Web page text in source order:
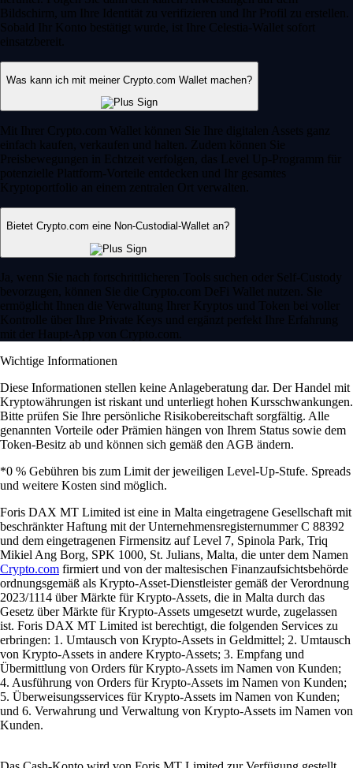
Bildschirm, um Ihre Identität zu verifizieren und Ihr Profil zu erstellen.
Sobald Ihr Konto bestätigt wurde, ist Ihre Celestia-Wallet sofort
einsatzbereit.
Was kann ich mit meiner Crypto.com Wallet machen?
Mit Ihrer Crypto.com Wallet können Sie Ihre digitalen Assets ganz
einfach kaufen, verkaufen und halten. Zudem können Sie
Preisbewegungen in Echtzeit verfolgen, das Level Up-Programm für
potenzielle Plattform-Vorteile entdecken und Ihr gesamtes
Kryptoportfolio an einem zentralen Ort verwalten.
Bietet Crypto.com eine Non-Custodial-Wallet an?
Ja, wenn Sie nach fortschrittlicheren Tools suchen oder Self-Custody
bevorzugen, können Sie die Crypto.com DeFi Wallet nutzen. Sie
ermöglicht Ihnen die Verwaltung Ihrer Kryptos und Token bei voller
Kontrolle über Ihre Private Keys und ergänzt perfekt Ihre Erfahrung
mit der Haupt-App von Crypto.com.
Wichtige Informationen
Diese Informationen stellen keine Anlageberatung dar. Der Handel mit
Kryptowährungen ist riskant und unterliegt hohen Kursschwankungen.
Bitte prüfen Sie Ihre persönliche Risikobereitschaft sorgfältig. Alle
genannten Vorteile oder Prämien hängen von Ihrem Status sowie dem
Token-Besitz ab und können sich gemäß den AGB ändern.
*0 % Gebühren bis zum Limit der jeweiligen Level-Up-Stufe. Spreads
und weitere Kosten sind möglich.
Foris DAX MT Limited ist eine in Malta eingetragene Gesellschaft mit
beschränkter Haftung mit der Unternehmensregisternummer C 88392
und dem eingetragenen Firmensitz auf Level 7, Spinola Park, Triq
Mikiel Ang Borg, SPK 1000, St. Julians, Malta, die unter dem Namen
Crypto.com firmiert und von der maltesischen Finanzaufsichtsbehörde
ordnungsgemäß als Krypto-Asset-Dienstleister gemäß der Verordnung
2023/1114 über Märkte für Krypto-Assets, die in Malta durch das
Gesetz über Märkte für Krypto-Assets umgesetzt wurde, zugelassen
ist. Foris DAX MT Limited ist berechtigt, die folgenden Services zu
erbringen: 1. Umtausch von Krypto-Assets in Geldmittel; 2. Umtausch
von Krypto-Assets in andere Krypto-Assets; 3. Empfang und
Übermittlung von Orders für Krypto-Assets im Namen von Kunden;
4. Ausführung von Orders für Krypto-Assets im Namen von Kunden;
5. Überweisungsservices für Krypto-Assets im Namen von Kunden;
und 6. Verwahrung und Verwaltung von Krypto-Assets im Namen von
Kunden.